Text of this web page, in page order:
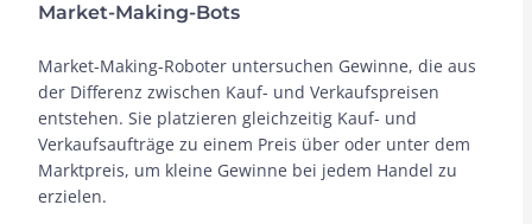
Market-Making-Bots
Market-Making-Roboter untersuchen Gewinne, die aus
der Differenz zwischen Kauf- und Verkaufspreisen
entstehen. Sie platzieren gleichzeitig Kauf- und
Verkaufsaufträge zu einem Preis über oder unter dem
Marktpreis, um kleine Gewinne bei jedem Handel zu
erzielen.